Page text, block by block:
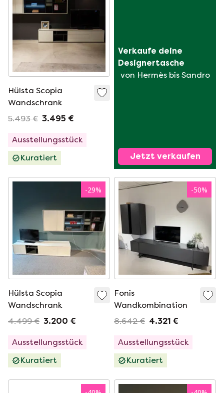
Hülsta Scopia
Wandschrank
5.493 € 3.495 €
Ausstellungsstück
Kuratiert
Verkaufe deine
Designertasche
von Hermès bis Sandro
Jetzt verkaufen
-29%
Hülsta Scopia
Wandschrank
4.499 € 3.200 €
Ausstellungsstück
Kuratiert
-50%
Fonis
Wandkombination
8.642 € 4.321 €
Ausstellungsstück
Kuratiert